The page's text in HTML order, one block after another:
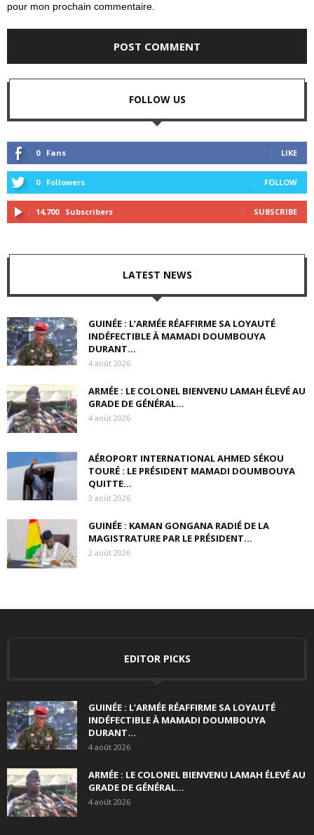
pour mon prochain commentaire.
FOLLOW US
0 Fans LIKE
0 Followers FOLLOW
14,700 Subscribers SUBSCRIBE
LATEST NEWS
GUINÉE : L’ARMÉE RÉAFFIRME SA LOYAUTÉ
INDÉFECTIBLE À MAMADI DOUMBOUYA
DURANT...
4 août 2026
ARMÉE : LE COLONEL BIENVENU LAMAH ÉLEVÉ AU
GRADE DE GÉNÉRAL...
4 août 2026
AÉROPORT INTERNATIONAL AHMED SÉKOU
TOURÉ : LE PRÉSIDENT MAMADI DOUMBOUYA
QUITTE...
3 août 2026
GUINÉE : KAMAN GONGANA RADIÉ DE LA
MAGISTRATURE PAR LE PRÉSIDENT...
2 août 2026
EDITOR PICKS
GUINÉE : L’ARMÉE RÉAFFIRME SA LOYAUTÉ
INDÉFECTIBLE À MAMADI DOUMBOUYA
DURANT...
4 août 2026
ARMÉE : LE COLONEL BIENVENU LAMAH ÉLEVÉ AU
GRADE DE GÉNÉRAL...
4 août 2026